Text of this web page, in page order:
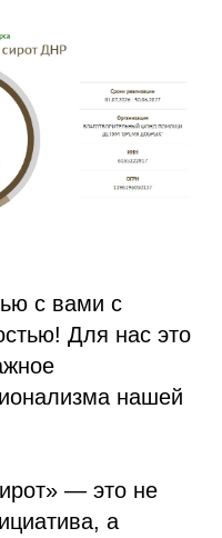
с вами с
Для нас это
нашей
— это не
а